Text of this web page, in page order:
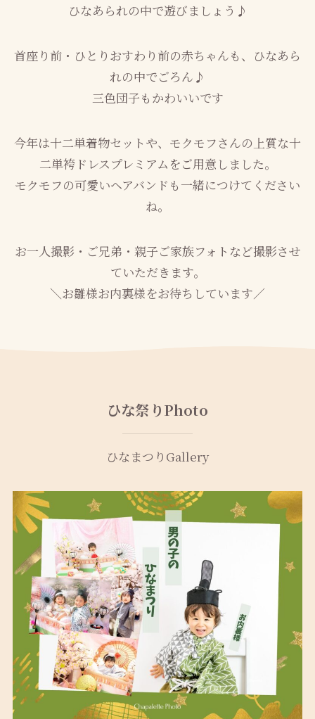
ひなあられの中で遊びましょう♪
首座り前・ひとりおすわり前の赤ちゃんも、ひなあら
れの中でごろん♪
三色団子もかわいいです
今年は十二単着物セットや、モクモフさんの上質な十
二単袴ドレスプレミアムをご用意しました。
モクモフの可愛いヘアバンドも一緒につけてください
ね。
お一人撮影・ご兄弟・親子ご家族フォトなど撮影させ
ていただきます。
＼お雛様お内裏様をお待ちしています／
ひな祭りPhoto
ひなまつりGallery